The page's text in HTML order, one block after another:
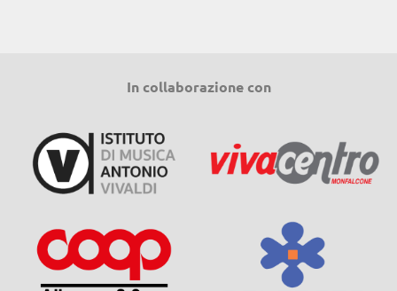
In collaborazione con